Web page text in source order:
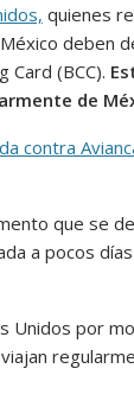
quienes
deben
Card (BCC).
de
contra
que se
a pocos
Unidos por